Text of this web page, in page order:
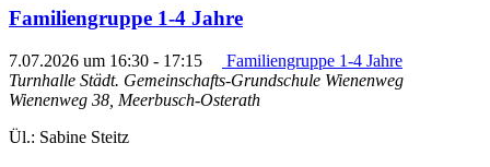
Familiengruppe 1-4 Jahre
7.07.2026 um 16:30 - 17:15
Familiengruppe 1-4 Jahre
Turnhalle Städt. Gemeinschafts-Grundschule Wienenweg
Wienenweg 38, Meerbusch-Osterath
Ül.: Sabine Steitz